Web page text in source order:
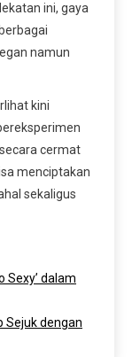
ini, gaya
namun
kini
cermat
menciptakan
sekaligus
Sexy’ dalam
Sejuk dengan